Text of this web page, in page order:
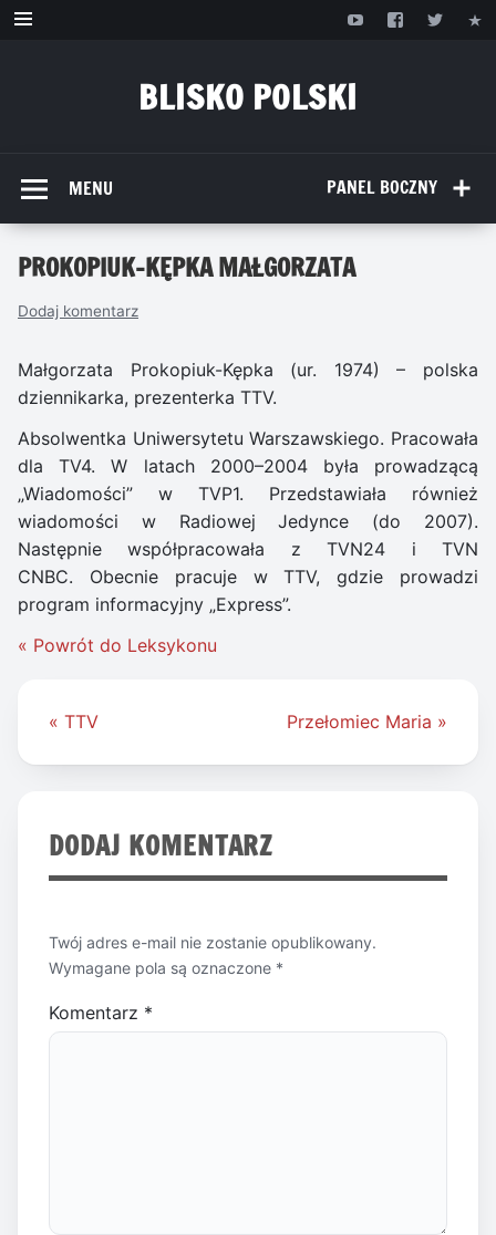
Przejdź
BLISKO POLSKI
PANEL BOCZNY
MENU
PROKOPIUK-KĘPKA MAŁGORZATA
Dodaj komentarz
Małgorzata Prokopiuk-Kępka (ur. 1974) – polska
dziennikarka, prezenterka TTV.
Absolwentka Uniwersytetu Warszawskiego. Pracowała
dla TV4. W latach 2000–2004 była prowadzącą
„Wiadomości” w TVP1. Przedstawiała również
wiadomości w Radiowej Jedynce (do 2007).
Następnie współpracowała z TVN24 i TVN
CNBC. Obecnie pracuje w TTV, gdzie prowadzi
program informacyjny „Express”.
« Powrót do Leksykonu
Nawigacja
« TTV Przełomiec Maria »
DODAJ KOMENTARZ
Twój adres e-mail nie zostanie opublikowany.
Wymagane pola są oznaczone *
Komentarz *